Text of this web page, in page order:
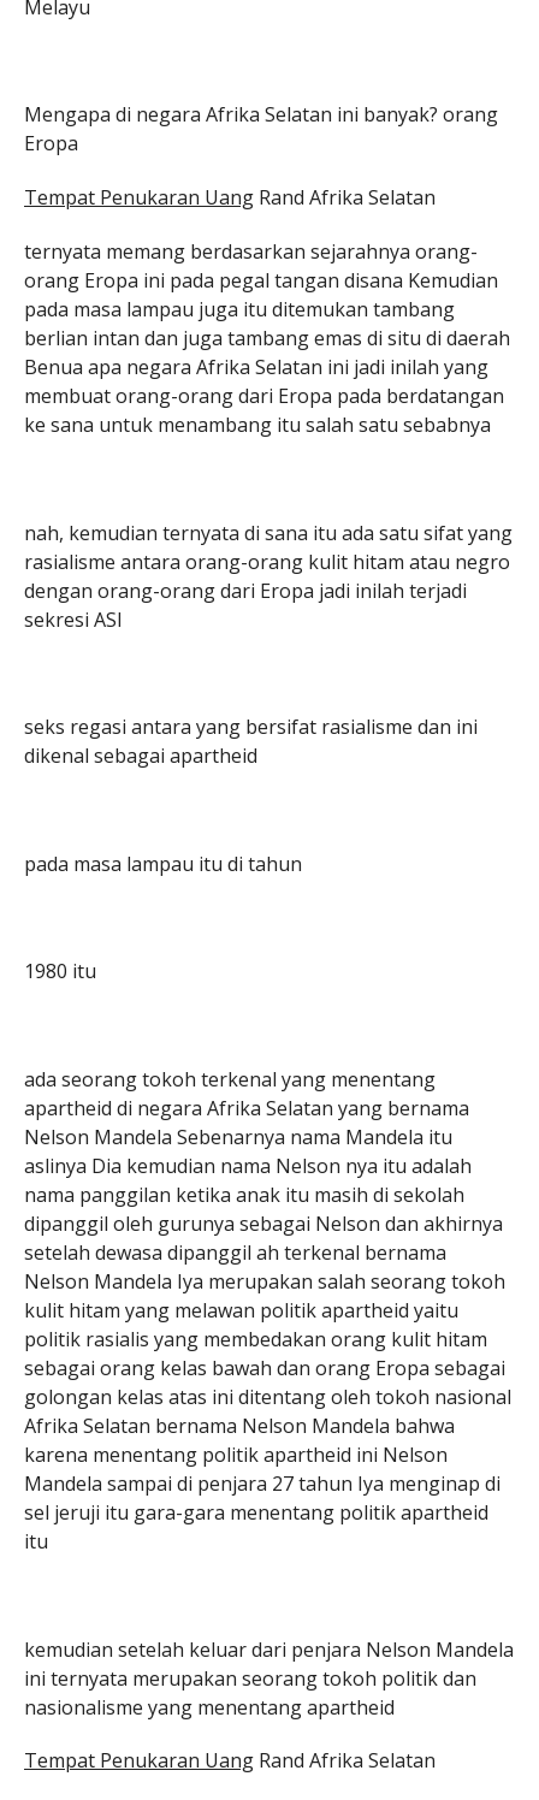
Melayu
Mengapa di negara Afrika Selatan ini banyak? orang
Eropa
Tempat Penukaran Uang Rand Afrika Selatan
ternyata memang berdasarkan sejarahnya orang-
orang Eropa ini pada pegal tangan disana Kemudian
pada masa lampau juga itu ditemukan tambang
berlian intan dan juga tambang emas di situ di daerah
Benua apa negara Afrika Selatan ini jadi inilah yang
membuat orang-orang dari Eropa pada berdatangan
ke sana untuk menambang itu salah satu sebabnya
nah, kemudian ternyata di sana itu ada satu sifat yang
rasialisme antara orang-orang kulit hitam atau negro
dengan orang-orang dari Eropa jadi inilah terjadi
sekresi ASI
seks regasi antara yang bersifat rasialisme dan ini
dikenal sebagai apartheid
pada masa lampau itu di tahun
1980 itu
ada seorang tokoh terkenal yang menentang
apartheid di negara Afrika Selatan yang bernama
Nelson Mandela Sebenarnya nama Mandela itu
aslinya Dia kemudian nama Nelson nya itu adalah
nama panggilan ketika anak itu masih di sekolah
dipanggil oleh gurunya sebagai Nelson dan akhirnya
setelah dewasa dipanggil ah terkenal bernama
Nelson Mandela Iya merupakan salah seorang tokoh
kulit hitam yang melawan politik apartheid yaitu
politik rasialis yang membedakan orang kulit hitam
sebagai orang kelas bawah dan orang Eropa sebagai
golongan kelas atas ini ditentang oleh tokoh nasional
Afrika Selatan bernama Nelson Mandela bahwa
karena menentang politik apartheid ini Nelson
Mandela sampai di penjara 27 tahun Iya menginap di
sel jeruji itu gara-gara menentang politik apartheid
itu
kemudian setelah keluar dari penjara Nelson Mandela
ini ternyata merupakan seorang tokoh politik dan
nasionalisme yang menentang apartheid
Tempat Penukaran Uang Rand Afrika Selatan